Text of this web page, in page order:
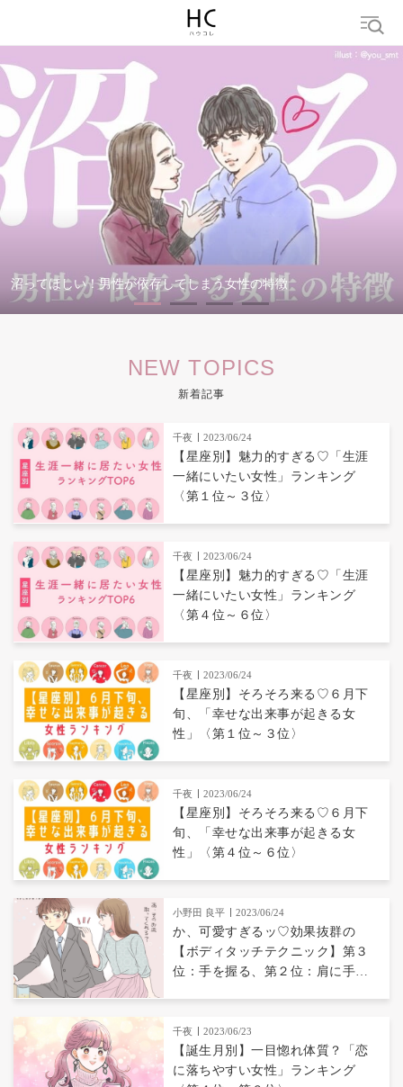
検索
トレンド ワード
セックス カップル 男の本音 モテテク 婚活
沼ってほしい！男性が依存してしまう女性の特徴
NEW TOPICS
新着記事
千夜 2023/06/24
【星座別】魅力的すぎる♡「生涯
一緒にいたい女性」ランキング
〈第１位～３位〉
千夜 2023/06/24
【星座別】魅力的すぎる♡「生涯
一緒にいたい女性」ランキング
〈第４位～６位〉
千夜 2023/06/24
【星座別】そろそろ来る♡６月下
旬、「幸せな出来事が起きる女
性」〈第１位～３位〉
千夜 2023/06/24
【星座別】そろそろ来る♡６月下
旬、「幸せな出来事が起きる女
性」〈第４位～６位〉
小野田 良平 2023/06/24
か、可愛すぎるッ♡効果抜群の
【ボディタッチテクニック】第３
位：手を握る、第２位：肩に手を
千夜 2023/06/23
【誕生月別】一目惚れ体質？「恋
に落ちやすい女性」ランキング